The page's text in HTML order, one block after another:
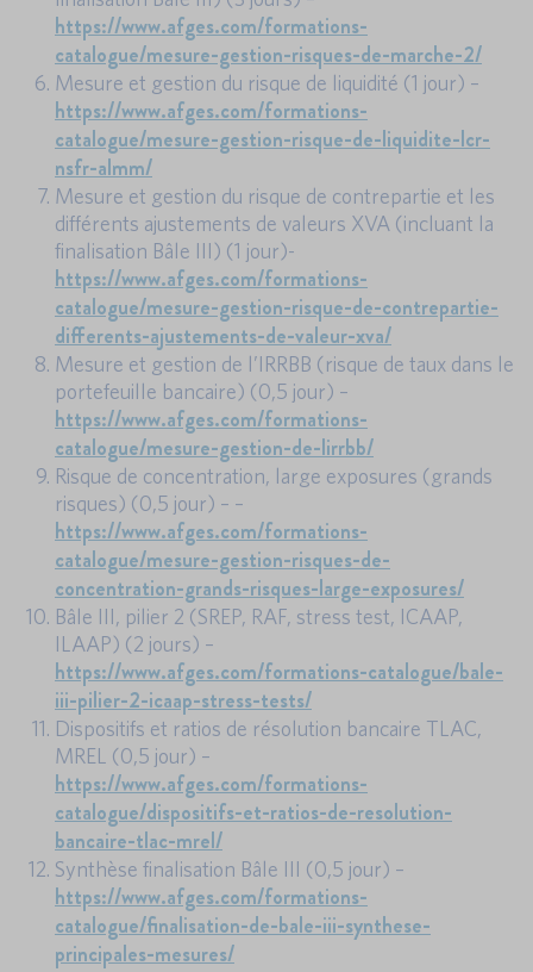
https://www.afges.com/formations-
catalogue/mesure-gestion-risques-de-marche-2/
Mesure et gestion du risque de liquidité (1 jour) –
https://www.afges.com/formations-
catalogue/mesure-gestion-risque-de-liquidite-lcr-
nsfr-almm/
Mesure et gestion du risque de contrepartie et les
différents ajustements de valeurs XVA (incluant la
finalisation Bâle III) (1 jour)-
https://www.afges.com/formations-
catalogue/mesure-gestion-risque-de-contrepartie-
differents-ajustements-de-valeur-xva/
Mesure et gestion de l’IRRBB (risque de taux dans le
portefeuille bancaire) (0,5 jour) –
https://www.afges.com/formations-
catalogue/mesure-gestion-de-lirrbb/
Risque de concentration, large exposures (grands
risques) (0,5 jour) – –
https://www.afges.com/formations-
catalogue/mesure-gestion-risques-de-
concentration-grands-risques-large-exposures/
Bâle III, pilier 2 (SREP, RAF, stress test, ICAAP,
ILAAP) (2 jours) –
https://www.afges.com/formations-catalogue/bale-
iii-pilier-2-icaap-stress-tests/
Dispositifs et ratios de résolution bancaire TLAC,
MREL (0,5 jour) –
https://www.afges.com/formations-
catalogue/dispositifs-et-ratios-de-resolution-
bancaire-tlac-mrel/
Synthèse finalisation Bâle III (0,5 jour) –
https://www.afges.com/formations-
catalogue/finalisation-de-bale-iii-synthese-
principales-mesures/